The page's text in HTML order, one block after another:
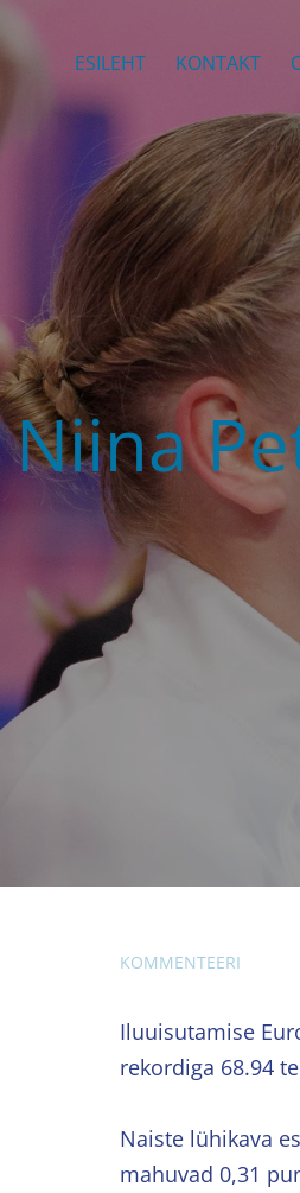
ESILEHT KONTAKT
Niina
KOMMENTEERI
Iluuisutamise
rekordiga 68.94
Naiste lühikava
mahuvad 0,31